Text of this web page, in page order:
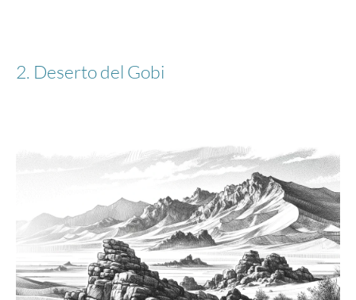
Set AIR BASE da 3 pezzi L/M/S (4 ruote)
2. Deserto del Gobi